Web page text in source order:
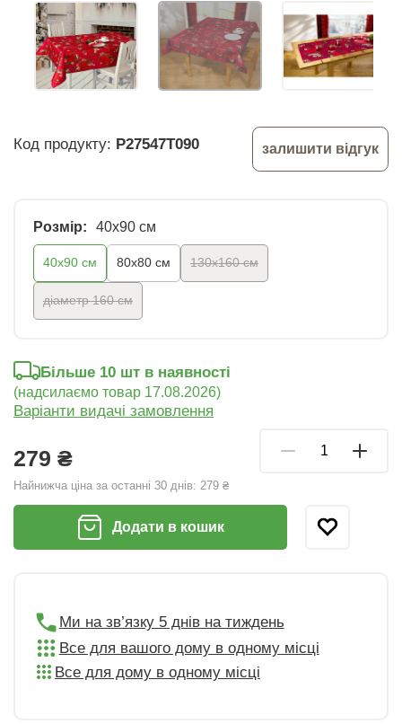
Код продукту: P27547T090 залишити відгук
Розмір: 40х90 см
40х90 см 80x80 см 130х160 см
діаметр 160 см
279 ₴
Найнижча ціна за останні 30 днів: 279 ₴
Більше 10 шт в наявності
(надсилаємо товар 17.08.2026)
Варіанти видачі замовлення
Додати в кошик
Ми на зв’язку 5 днів на тиждень
Все для вашого дому в одному місці
Все для дому в одному місці